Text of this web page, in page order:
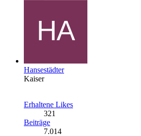
Hansestädter
Kaiser
Erhaltene Likes
321
Beiträge
7.014